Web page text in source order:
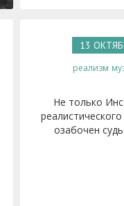
13
реализм
Не только
озабочен